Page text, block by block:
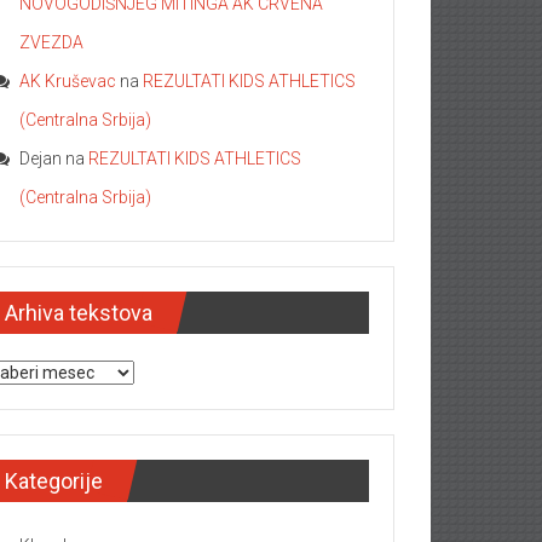
NOVOGODIŠNJEG MITINGA AK CRVENA
ZVEZDA
AK Kruševac na REZULTATI KIDS ATHLETICS
(Centralna Srbija)
Dejan na REZULTATI KIDS ATHLETICS
(Centralna Srbija)
Arhiva tekstova
tekstova
Kategorije